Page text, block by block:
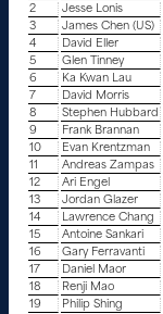
2
Jesse Lonis
3
James Chen (US)
4
David Eller
5
Glen Tinney
6
Ka Kwan Lau
7
David Morris
8
Stephen Hubbard
9
Frank Brannan
10
Evan Krentzman
11
Andreas Zampas
12
Ari Engel
13
Jordan Glazer
14
Lawrence Chang
15
Antoine Sankari
16
Gary Ferravanti
17
Daniel Maor
18
Renji Mao
19
Philip Shing